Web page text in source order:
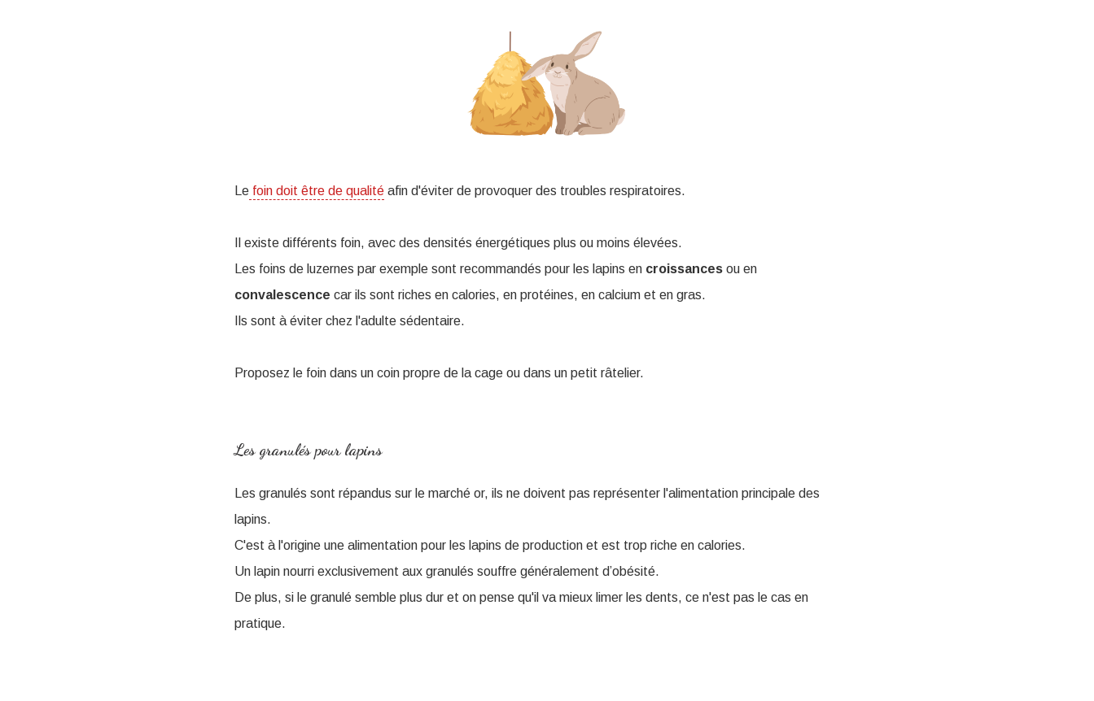
Le foin doit être de qualité afin d'éviter de provoquer des troubles respiratoires.
Il existe différents foin, avec des densités énergétiques plus ou moins élevées.
Les foins de luzernes par exemple sont recommandés pour les lapins en croissances ou en
convalescence car ils sont riches en calories, en protéines, en calcium et en gras.
Ils sont à éviter chez l'adulte sédentaire.
Proposez le foin dans un coin propre de la cage ou dans un petit râtelier.
Les granulés pour lapins
Les granulés sont répandus sur le marché or, ils ne doivent pas représenter l'alimentation principale des
lapins.
C'est à l'origine une alimentation pour les lapins de production et est trop riche en calories.
Un lapin nourri exclusivement aux granulés souffre généralement d’obésité.
De plus, si le granulé semble plus dur et on pense qu'il va mieux limer les dents, ce n'est pas le cas en
pratique.